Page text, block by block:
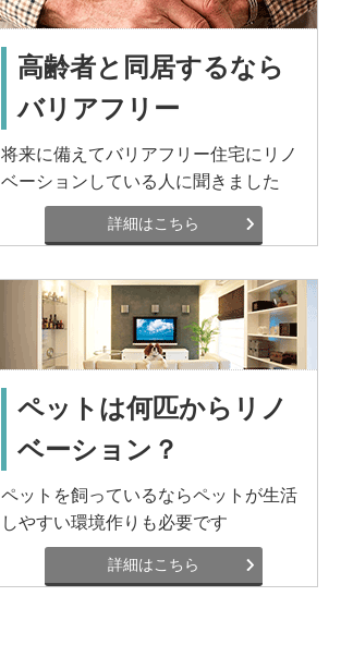
高齢者と同居するなら
バリアフリー
将来に備えてバリアフリー住宅にリノ
ベーションしている人に聞きました
詳細はこちら
ペットは何匹からリノ
ベーション？
ペットを飼っているならペットが生活
しやすい環境作りも必要です
詳細はこちら